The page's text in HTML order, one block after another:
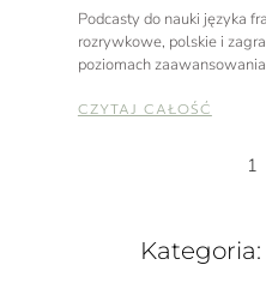
Podcasty do nauki języka
rozrywkowe, polskie i
poziomach
CZYTAJ CAŁOŚĆ
1